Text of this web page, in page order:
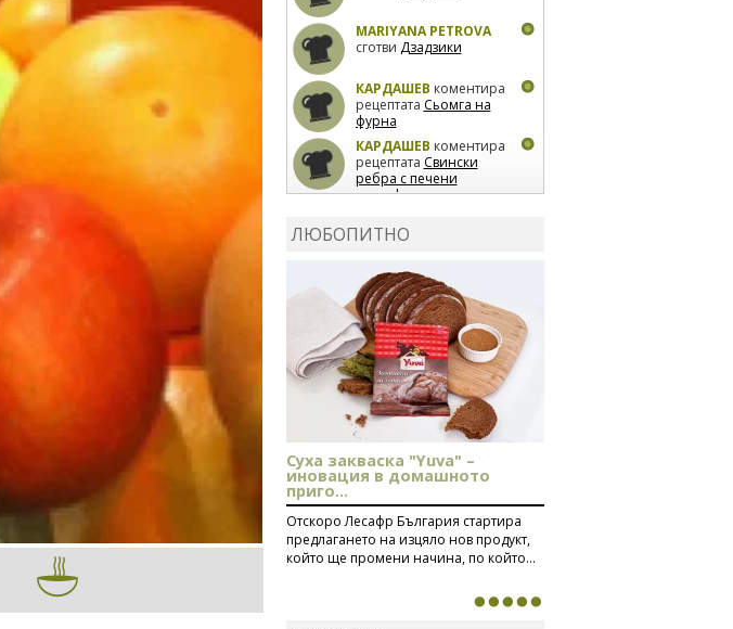
MARIYANA PETROVA
сготви Дзадзики
КАРДАШЕВ коментира
рецептата Сьомга на
фурна
КАРДАШЕВ коментира
рецептата Свински
ребра с печени
картофи
лимон
коментира рецептата
Киноа със зеленчуци
ЛЮБОПИТНО
Суха закваска "Yuva" –
иновация в домашното
приго...
Отскоро Лесафр България стартира
предлагането на изцяло нов продукт,
който ще промени начина, по който...